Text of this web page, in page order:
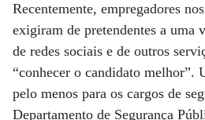
Recentemente, empregadores
exigiram de pretendentes a uma
de redes sociais e de outros
“conhecer o candidato melhor”.
pelo menos para os cargos de
Departamento de Segurança